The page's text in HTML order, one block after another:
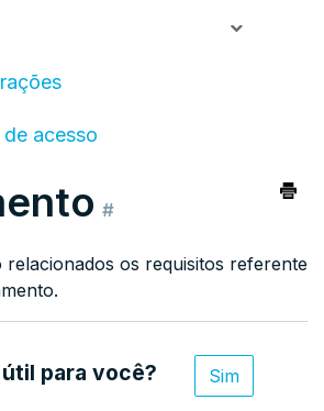
acesso
#
relacionados os requisitos referente
para você?
Sim